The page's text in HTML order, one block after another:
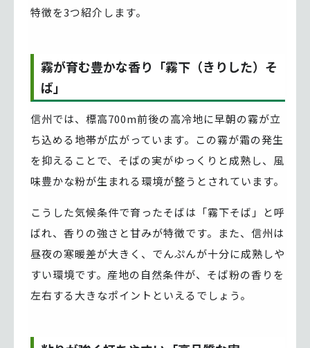
特徴を3つ紹介します。
霧が育む豊かな香り「霧下（きりした）そ
ば」
信州では、標高700m前後の高冷地に早朝の霧が立
ち込める地帯が広がっています。この霧が霜の発生
を抑えることで、そばの実がゆっくりと成熟し、風
味豊かな粉が生まれる環境が整うとされています。
こうした気候条件で育ったそばは「霧下そば」と呼
ばれ、香りの強さと甘みが特徴です。また、信州は
昼夜の寒暖差が大きく、でんぷんが十分に成熟しや
すい環境です。産地の自然条件が、そば粉の香りを
左右する大きなポイントといえるでしょう。